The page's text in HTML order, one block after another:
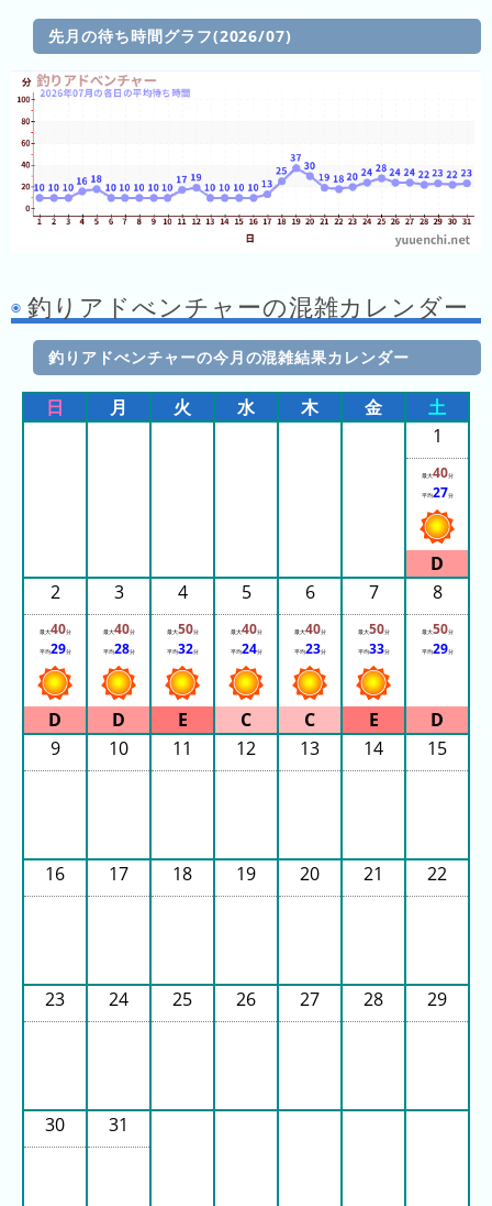
前
2026
年
と)
2025
ご
と)
2024
年
(月
と)
2026
年
ご
と)
(日
ご
年
(日
2023
年
先月の待ち時間グラフ(2026/07)
釣りアドべンチャーの混雑カレンダー
釣りアドべンチャーの今月の混雑結果カレンダー
日 月 火 水 木 金
土
1
最大40分
平均27分
2
最大40分
平均29分
3
最大40分
平均28分
4
最大50分
平均32分
5
最大40分
平均24分
6
最大40分
平均23分
7
最大50分
平均33分
8
最大50分
平均29分
9 10 11 12 13 14 15
16 17 18 19 20 21 22
23 24 25 26 27 28 29
30 31